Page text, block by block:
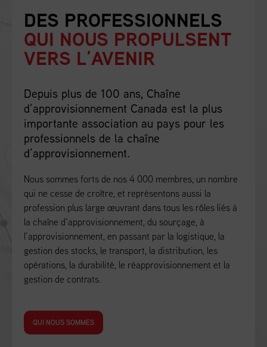
Alimenter la croissance économique du Canada
DES PROFESSIONNELS
QUI NOUS PROPULSENT
VERS L’AVENIR
Depuis plus de 100 ans, Chaîne
d’approvisionnement Canada est la plus
importante association au pays pour les
professionnels de la chaîne
d’approvisionnement.
Nous sommes forts de nos 4 000 membres, un nombre
qui ne cesse de croître, et représentons aussi la
profession plus large œuvrant dans tous les rôles liés à
la chaîne d’approvisionnement, du sourçage, à
l’approvisionnement, en passant par la logistique, la
gestion des stocks, le transport, la distribution, les
opérations, la durabilité, le réapprovisionnement et la
gestion de contrats.
QUI NOUS SOMMES